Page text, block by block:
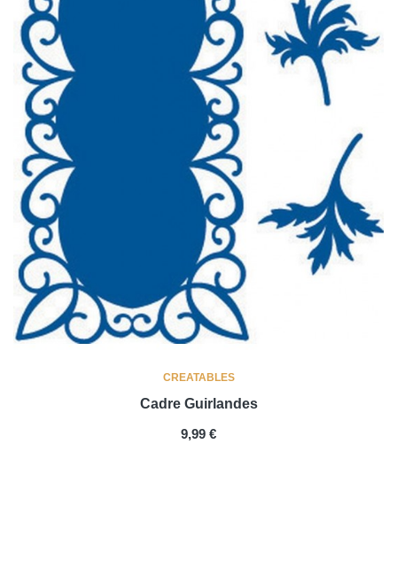
CREATABLES
Cadre Guirlandes
PRIX
9,99 €